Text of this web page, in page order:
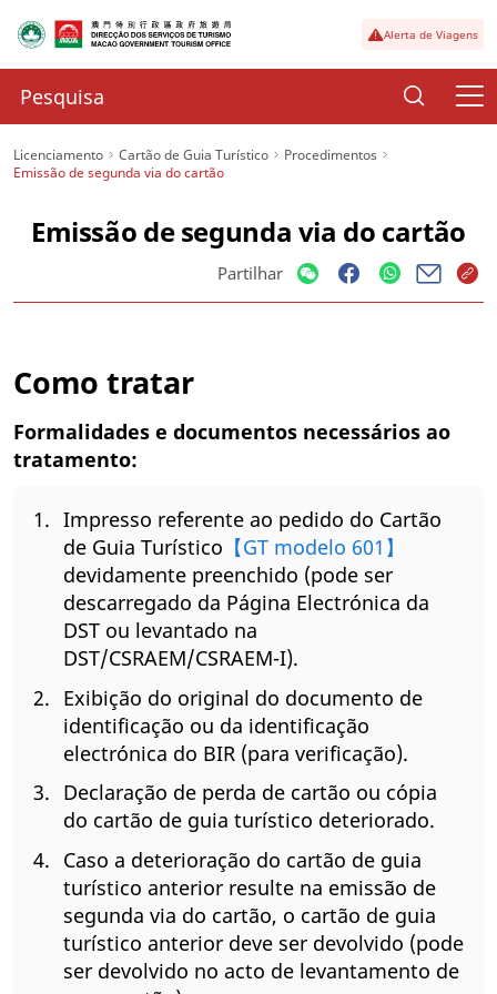
Alerta de Viagens
Licenciamento Cartão de Guia Turístico
Procedimentos
Emissão de segunda via do cartão
Emissão de segunda via do cartão
Partilhar
Como tratar
Formalidades e documentos necessários ao
tratamento:
Impresso referente ao pedido do Cartão
de Guia Turístico 【GT modelo 601】
devidamente preenchido (pode ser
descarregado da Página Electrónica da
DST ou levantado na
DST/CSRAEM/CSRAEM-I).
Exibição do original do documento de
identificação ou da identificação
electrónica do BIR (para verificação).
Declaração de perda de cartão ou cópia
do cartão de guia turístico deteriorado.
Caso a deterioração do cartão de guia
turístico anterior resulte na emissão de
segunda via do cartão, o cartão de guia
turístico anterior deve ser devolvido (pode
ser devolvido no acto de levantamento de